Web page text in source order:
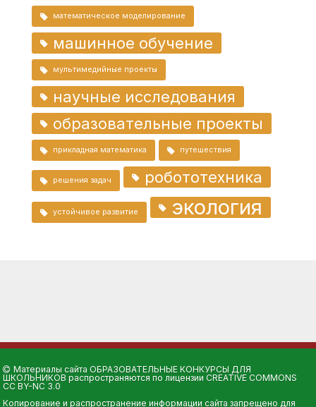
математическое моделирование
машинное обучение
мультимедийные проекты
научные исследования
образовательные проекты
прикладная математика путешествия
решения задач робототехника
устойчивое развитие экология
Материалы сайтаОБРАЗОВАТЕЛЬНЫЕ КОНКУРСЫ ДЛЯ
ШКОЛЬНИКОВ распространяются по лицензииCREATIVE COMMONS
CC BY-NC 3.0
Копирование и распространение информации сайта запрещено для